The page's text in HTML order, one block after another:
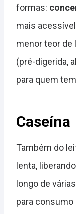
formas:
mais
menor teor de
(pré-digerida,
para quem
Caseína
Também do
lenta,
longo de
para consumo